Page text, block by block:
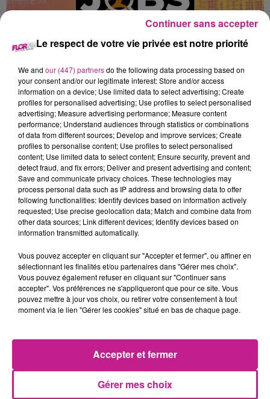
20 novembre 2023
CHEF DE CHANTIER GÉNIE CIVIL (H/F)
Mulhouse
17 novembre 2023
TECHNICIEN DE LIGNE (H/F)
MASEVAUX NIEDERBRUCK
Le respect de votre vie privée est notre priorité
We and our (447) partnersdo the following data processing based on
your consent and/or our legitimate interest: Store and/or access
information on a device; Use limited data to select advertising; Create
profiles for personalised advertising; Use profiles to select personalised
advertising; Measure advertising performance; Measure content
performance; Understand audiences through statistics or combinations
of data from different sources; Develop and improve services; Create
profiles to personalise content; Use profiles to select personalised
content; Use limited data to select content; Ensure security, prevent and
detect fraud, and fix errors; Deliver and present advertising and content;
Save and communicate privacy choices. These technologies may
process personal data such as IP address and browsing data to offer
following functionalities: Identify devices based on information actively
requested; Use precise geolocation data; Match and combine data from
other data sources; Link different devices; Identify devices based on
information transmitted automatically.
Vous pouvez accepter en cliquant sur "Accepter et fermer", ou affiner en
sélectionnant les finalités et/ou partenaires dans "Gérer mes choix".
Vous pouvez également refuser en cliquant sur "Continuer sans
accepter". Vos préférences ne s'appliqueront que pour ce site. Vous
pouvez mettre à jour vos choix, ou retirer votre consentement à tout
moment via le lien "Gérer les cookies" situé en bas de chaque page.
Gérer mes choix
Accepter et fermer
Continuer sans accepter